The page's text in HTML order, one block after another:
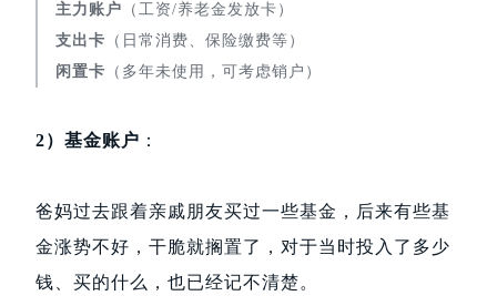
主力账户 （工资/养老金发放卡）
支出卡 （日常消费、保险缴费等）
闲置卡 （多年未使用，可考虑销户）
2）基金账户 ：
爸妈过去跟着亲戚朋友买过一些基金，后来有些基
金涨势不好，干脆就搁置了，对于当时投入了多少
钱、买的什么，也已经记不清楚。